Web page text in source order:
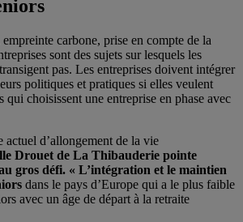
carbone, prise en compte de la
sont des sujets sur lesquels les
pas. Les entreprises doivent intégrer
politiques et pratiques si elles veulent
qui choisissent une entreprise en phase avec
actuel d’allongement de la vie
Drouet de La Thibauderie pointe
gros défi. « L’intégration et le maintien
dans le pays d’Europe qui a le plus faible
avec un âge de départ à la retraite